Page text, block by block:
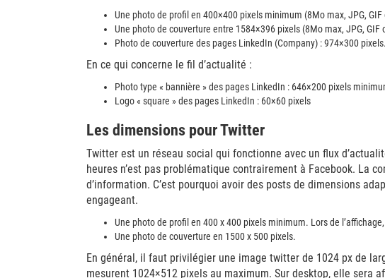
Une photo de profil en 400×400 pixels minimum (8Mo max, JPG, GIF
Une photo de couverture entre 1584×396 pixels (8Mo max, JPG, GIF
Photo de couverture des pages LinkedIn (Company) : 974×300 pixels.
En ce qui concerne le fil d’actualité :
Photo type « bannière » des pages LinkedIn : 646×200 pixels
Logo « square » des pages LinkedIn : 60×60 pixels
Les dimensions pour Twitter
Twitter est un réseau social qui fonctionne avec un flux
heures n’est pas problématique contrairement à Facebook. La
d’information. C’est pourquoi avoir des posts de dimensions
engageant.
Une photo de profil en 400 x 400 pixels minimum. Lors de
Une photo de couverture en 1500 x 500 pixels.
En général, il faut privilégier une image twitter de 1024 px de
mesurent 1024×512 pixels au maximum. Sur desktop, elle sera